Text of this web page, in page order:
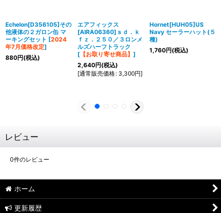
Echelon[D356105]その
他液体の２ガロン缶 マ
ーキングセット [2024
年7月価格改定]
880円(税込)
エアフィックス
[AIRA06360]ｓｄ．ｋ
ｆｚ．２５０／３ロンメ
ルズハーフトラック
[ 【お取り寄せ商品】 ]
2,640円(税込)
[通常販売価格: 3,300円]
Hornet[HUH05]US
Navy セーラーハット(５
種)
1,760円(税込)
レビュー
0件のレビュー
ホーム
更新履歴